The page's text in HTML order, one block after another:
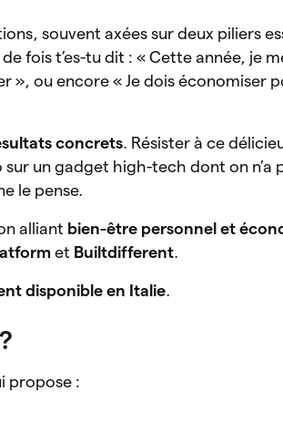
souvent axées sur deux piliers
fois t’es-tu dit : « Cette année, je
», ou encore « Je dois économiser
concrets. Résister à ce
un gadget high-tech dont on n’a
le pense.
alliant bien-être personnel et
et Builtdifferent.
disponible en Italie.
propose :